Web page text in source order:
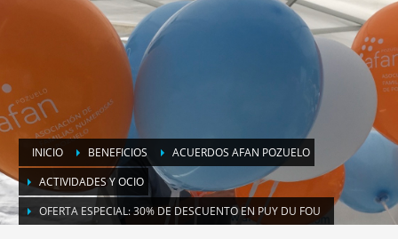
INICIO BENEFICIOS
ACUERDOS AFAN POZUELO
ACTIVIDADES Y OCIO
OFERTA ESPECIAL: 30% DE DESCUENTO EN PUY DU FOU